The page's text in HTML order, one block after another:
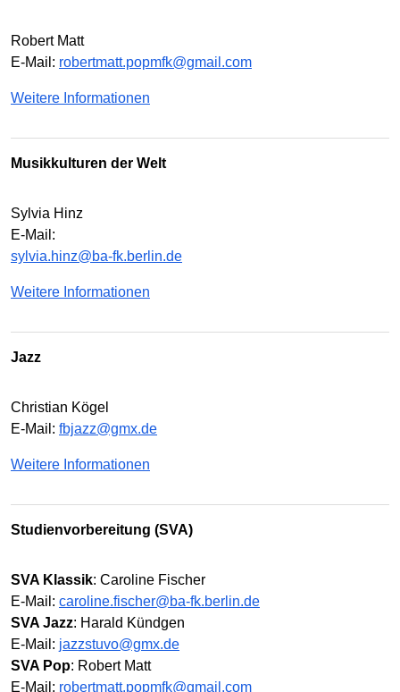
Robert Matt
E-Mail: robertmatt.popmfk@gmail.com
Weitere Informationen
Musikkulturen der Welt
Sylvia Hinz
E-Mail:
sylvia.hinz@ba-fk.berlin.de
Weitere Informationen
Jazz
Christian Kögel
E-Mail: fbjazz@gmx.de
Weitere Informationen
Studienvorbereitung (SVA)
SVA Klassik: Caroline Fischer
E-Mail: caroline.fischer@ba-fk.berlin.de
SVA Jazz: Harald Kündgen
E-Mail: jazzstuvo@gmx.de
SVA Pop: Robert Matt
E-Mail: robertmatt.popmfk@gmail.com